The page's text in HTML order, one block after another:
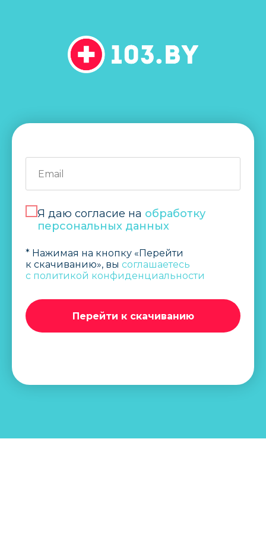
Я даю согласие на обработку
персональных данных
* Нажимая на кнопку «Перейти
к скачиванию», вы соглашаетесь
c политикой конфиденциальности
Перейти к скачиванию